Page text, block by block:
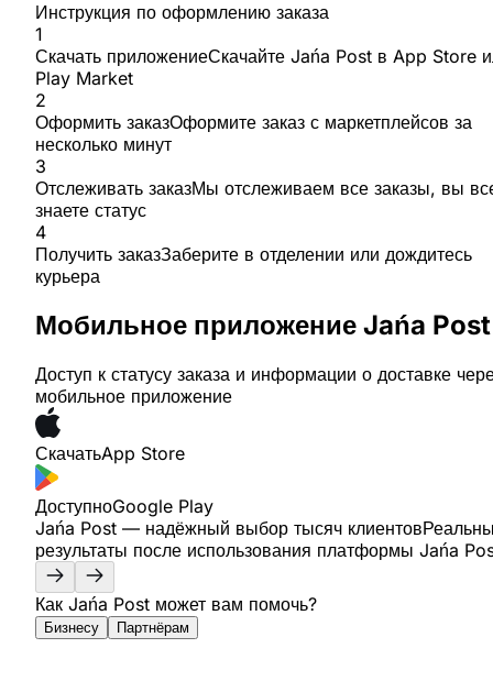
Инструкция по оформлению заказа
1
Скачать приложениеСкачайте Jańa Post в App Store
Play Market
2
Оформить заказОформите заказ с маркетплейсов за
несколько минут
3
Отслеживать заказМы отслеживаем все заказы, вы
знаете статус
4
Получить заказЗаберите в отделении или дождитесь
курьера
Мобильное приложение Jańa Post
Доступ к статусу заказа и информации о доставке
мобильное приложение
СкачатьApp Store
ДоступноGoogle Play
Jańa Post — надёжный выбор тысяч клиентов
результаты после использования платформы Jańa
Как Jańa Post может вам помочь?
Бизнесу Партнёрам